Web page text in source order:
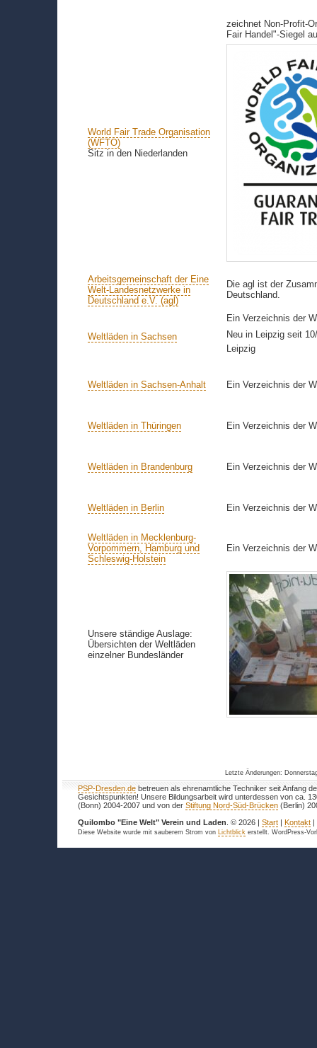
World Fair Trade Organisation
(WFTO)
Sitz in den Niederlanden
zeichnet Non-Profit-
Fair Handel"-Siegel
Arbeitsgemeinschaft der Eine
Welt-Landesnetzwerke in
Deutschland e.V. (agl)
Die agl ist der
Deutschland.
Weltläden in Sachsen
Ein Verzeichnis der
Neu in Leipzig seit
Leipzig
Weltläden in Sachsen-Anhalt Ein Verzeichnis der
Weltläden in Thüringen Ein Verzeichnis der
Weltläden in Brandenburg Ein Verzeichnis der
Weltläden in Berlin Ein Verzeichnis der
Weltläden in Mecklenburg-
Vorpommern, Hamburg und
Schleswig-Holstein
Ein Verzeichnis der
Unsere ständige Auslage:
Übersichten der Weltläden
einzelner Bundesländer
Letzte Änderungen:
PSP-Dresden.de betreuen als ehrenamtliche Techniker seit Anfang
Gesichtspunkten! Unsere Bildungsarbeit wird unterdessen von ca.
(Bonn) 2004-2007 und von derStiftung Nord-Süd-Brücken (Berlin)
Quilombo "Eine Welt" Verein und Laden . © 2026 |Start |Kontakt |
Diese Website wurde mit sauberem Strom von Lichtblick erstellt. WordPress-